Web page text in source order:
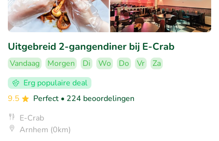
Uitgebreid 2-gangendiner bij E-Crab
Vandaag Morgen Di Wo Do Vr
Za
Erg populaire deal
9.5
Perfect • 224 beoordelingen
E-Crab
Arnhem (0km)